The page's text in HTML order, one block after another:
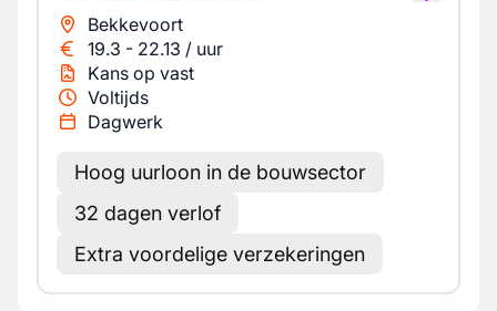
Bekkevoort
19.3 - 22.13 / uur
Kans op vast
Voltijds
Dagwerk
Hoog uurloon in de bouwsector
32 dagen verlof
Extra voordelige verzekeringen